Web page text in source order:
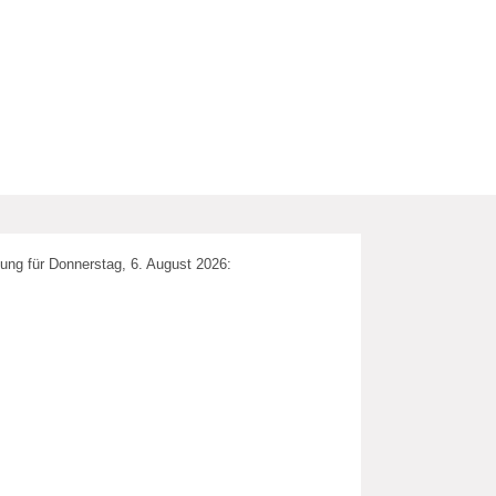
für Donnerstag, 6. August 2026: